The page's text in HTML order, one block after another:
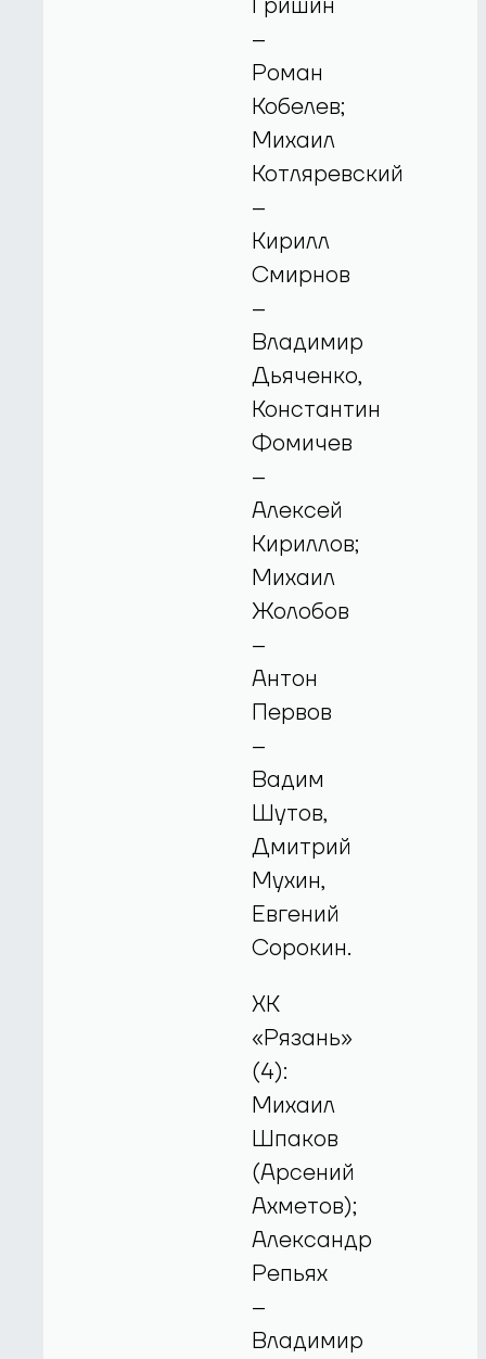
Гришин
–
Роман
Кобелев;
Михаил
Котляревский
–
Кирилл
Смирнов
–
Владимир
Дьяченко,
Константин
Фомичев
–
Алексей
Кириллов;
Михаил
Жолобов
–
Антон
Первов
–
Вадим
Шутов,
Дмитрий
Мухин,
Евгений
Сорокин.
ХК
«Рязань»
(4):
Михаил
Шпаков
(Арсений
Ахметов);
Александр
Репьях
–
Владимир